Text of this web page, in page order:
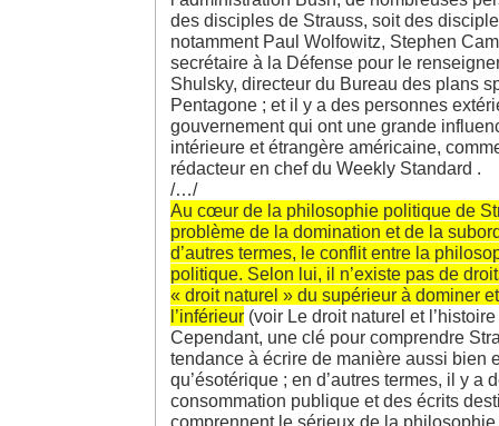
des disciples de Strauss, soit des
notamment Paul Wolfowitz, Stephen
secrétaire à la Défense pour le
Shulsky, directeur du Bureau des plans
Pentagone ; et il y a des personnes
gouvernement qui ont une grande
intérieure et étrangère américaine,
rédacteur en chef du Weekly Standard .
/…/
Au cœur de la philosophie politique de
problème de la domination et de la
d’autres termes, le conflit entre la
politique. Selon lui, il n’existe pas de
« droit naturel » du supérieur à dominer
l’inférieur (voir Le droit naturel et
Cependant, une clé pour comprendre
tendance à écrire de manière aussi bien
qu’ésotérique ; en d’autres termes, il y a
consommation publique et des écrits